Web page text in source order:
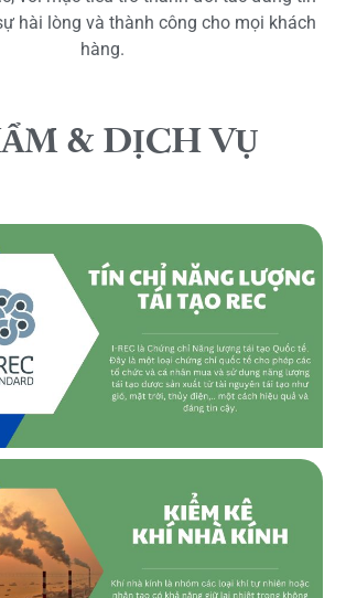
hài lòng và thành công cho mọi khách
hàng.
& DỊCH VỤ